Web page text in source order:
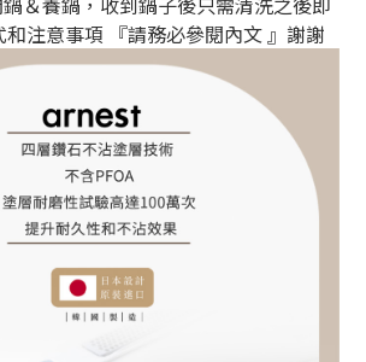
注意事項 『請務必參閱內文』謝謝